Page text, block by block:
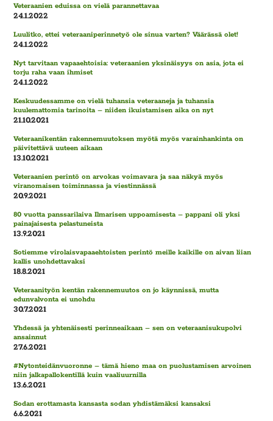
Veteraanien eduissa on vielä parannettavaa
24.1.2022
Luulitko, ettei veteraaniperinnetyö ole sinua varten? Väärässä olet!
24.1.2022
Nyt tarvitaan vapaaehtoisia: veteraanien yksinäisyys on asia, jota ei
torju raha vaan ihmiset
24.1.2022
Keskuudessamme on vielä tuhansia veteraaneja ja tuhansia
kuulemattomia tarinoita – niiden ikuistamisen aika on nyt
21.10.2021
Veteraanikentän rakennemuutoksen myötä myös varainhankinta on
päivitettävä uuteen aikaan
13.10.2021
Veteraanien perintö on arvokas voimavara ja saa näkyä myös
viranomaisen toiminnassa ja viestinnässä
20.9.2021
80 vuotta panssarilaiva Ilmarisen uppoamisesta – pappani oli yksi
painajaisesta pelastuneista
13.9.2021
Sotiemme virolaisvapaaehtoisten perintö meille kaikille on aivan liian
kallis unohdettavaksi
18.8.2021
Veteraanityön kentän rakennemuutos on jo käynnissä, mutta
edunvalvonta ei unohdu
30.7.2021
Yhdessä ja yhtenäisesti perinneaikaan – sen on veteraanisukupolvi
ansainnut
27.6.2021
#Nytonteidänvuoronne – tämä hieno maa on puolustamisen arvoinen
niin jalkapallokentillä kuin vaaliuurnilla
13.6.2021
Sodan erottamasta kansasta sodan yhdistämäksi kansaksi
6.6.2021